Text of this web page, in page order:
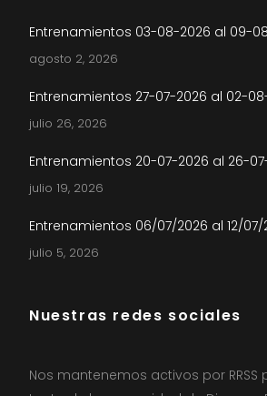
Entrenamientos 03-08-2026 al 09-
agosto 2, 2026
Entrenamientos 27-07-2026 al 02-
julio 26, 2026
Entrenamientos 20-07-2026 al 26-
julio 19, 2026
Entrenamientos 06/07/2026 al 12/07/
julio 5, 2026
Nuestras redes sociales
Nos mantenemos activos por RRSS